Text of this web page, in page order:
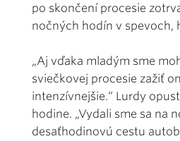
po skončení procesie
nočných hodín v spevoch,
„Aj vďaka mladým sme
sviečkovej procesie zažiť
intenzívnejšie.“ Lurdy
hodine. „Vydali sme sa na
desaťhodinovú cestu